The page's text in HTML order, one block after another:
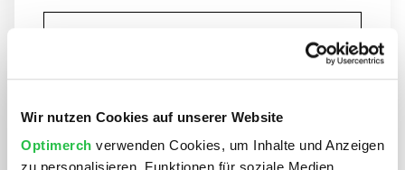
Wir nutzen Cookies auf unserer Website
Optimerch verwenden Cookies, um Inhalte und Anzeigen
Abschicken